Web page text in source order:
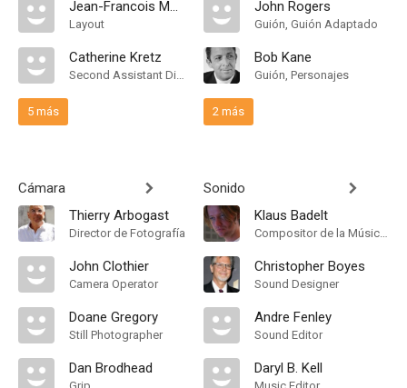
Jean-Francois Morissette
Layout
Catherine Kretz
Second Assistant Director
5 más
Cámara
Thierry Arbogast
Director de Fotografía
John Clothier
Camera Operator
Doane Gregory
Still Photographer
Dan Brodhead
John Rogers
Guión, Guión Adaptado
Bob Kane
Guión, Personajes
2 más
Sonido
Klaus Badelt
Compositor de la Música Original, Music Producer
Christopher Boyes
Sound Designer
Andre Fenley
Sound Editor
Daryl B. Kell